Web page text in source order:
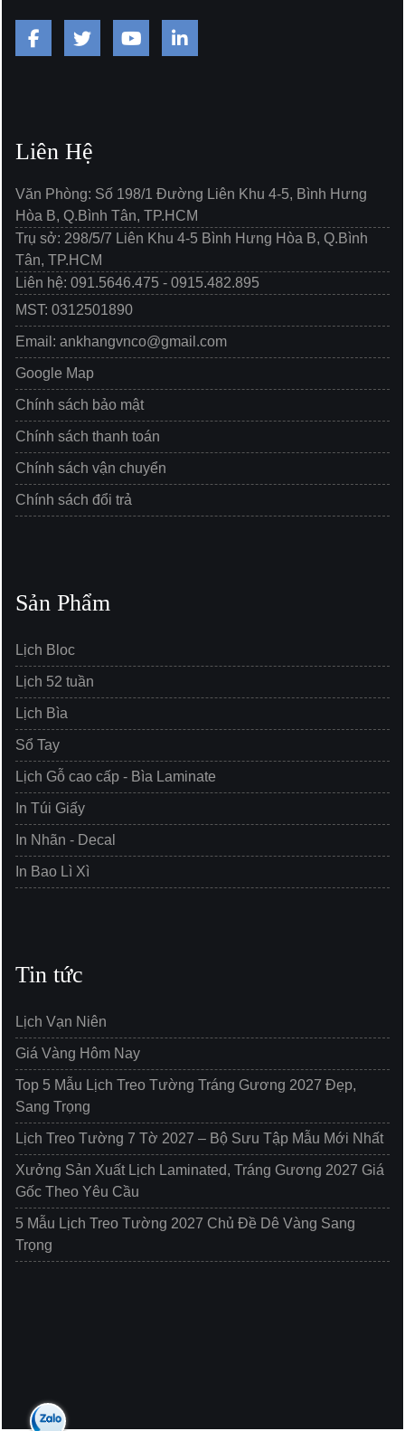
Liên Hệ
Văn Phòng: Số 198/1 Đường Liên Khu 4-5, Bình Hưng
Hòa B, Q.Bình Tân, TP.HCM
Trụ sở: 298/5/7 Liên Khu 4-5 Bình Hưng Hòa B, Q.Bình
Tân, TP.HCM
Liên hệ: 091.5646.475 - 0915.482.895
MST: 0312501890
Email: ankhangvnco@gmail.com
Google Map
Chính sách bảo mật
Chính sách thanh toán
Chính sách vận chuyển
Chính sách đổi trả
Sản Phẩm
Lịch Bloc
Lịch 52 tuần
Lịch Bìa
Sổ Tay
Lịch Gỗ cao cấp - Bìa Laminate
In Túi Giấy
In Nhãn - Decal
In Bao Lì Xì
Tin tức
Lịch Vạn Niên
Giá Vàng Hôm Nay
Top 5 Mẫu Lịch Treo Tường Tráng Gương 2027 Đẹp,
Sang Trọng
Lịch Treo Tường 7 Tờ 2027 – Bộ Sưu Tập Mẫu Mới Nhất
Xưởng Sản Xuất Lịch Laminated, Tráng Gương 2027 Giá
Gốc Theo Yêu Cầu
5 Mẫu Lịch Treo Tường 2027 Chủ Đề Dê Vàng Sang
Trọng